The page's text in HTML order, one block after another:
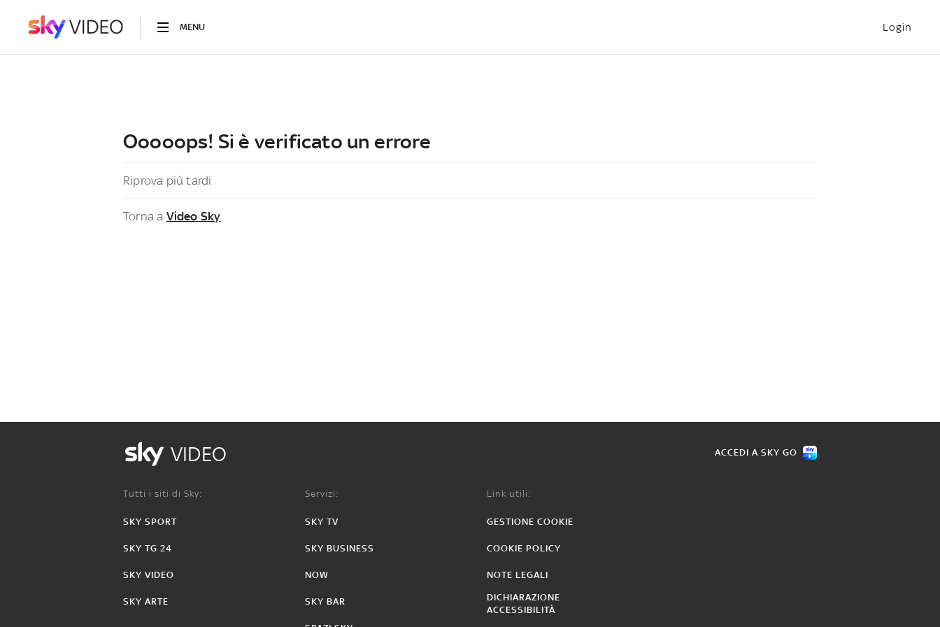
MENU Login
Ooooops! Si è verificato un errore
Riprova più tardi
Torna a Video Sky
VIDEO ACCEDI A SKY GO
Tutti i siti di Sky:
SKY SPORT
SKY TG 24
SKY VIDEO
SKY ARTE
Servizi:
SKY TV
SKY BUSINESS
NOW
SKY BAR
Link utili:
GESTIONE COOKIE
COOKIE POLICY
NOTE LEGALI
DICHIARAZIONE
ACCESSIBILITÀ